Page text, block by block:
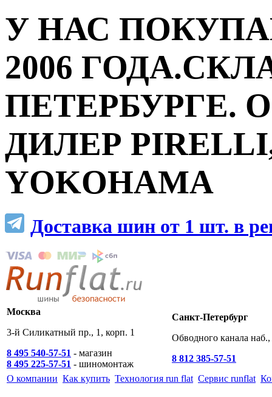
У НАС
2006
ПЕТЕРБУРГЕ.
ДИЛЕР
YOKOHAMA
Доставка шин от 1 шт. в
Москва
3-й Силикатный пр., 1, корп. 1
8 495 540-57-51 - магазин
8 495 225-57-51 - шиномонтаж
Санкт-Петербург
Обводного канала
8 812 385-57-51
О компании Как купить Технология run flat Сервис runflat